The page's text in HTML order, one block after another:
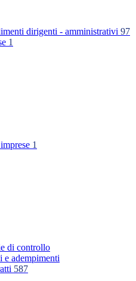
dirigenti - amministrativi 97
1
1
di controllo
e adempimenti
587